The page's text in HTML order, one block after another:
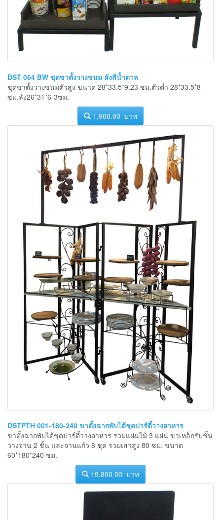
DST 064 BW ชุดขาตั้งวางขนม ลังสีน้ำตาล
ชุดขาตั้งวางขนมตัวสูง ขนาด 28*33.5*9,23 ซม.ตัวต่ำ 28*33.5*8
ซม.ลัง26*31*6-3ซม.
1,900.00 บาท
DSTPTH 001-180-240 ขาตั้งฉากพับได้ชุดปาร์ตี้วางอาหาร
ขาตั้งฉากพับได้ชุดปาร์ตี้วางอาหาร รวมแผ่นไม้ 3 แผ่น ขาเหล็กรับชั้น
วางจาน 2 ชิ้น และจานแก้ว 8 ชุด รวมเสาสูง 80 ซม. ขนาด
60*180*240 ซม.
19,800.00 บาท